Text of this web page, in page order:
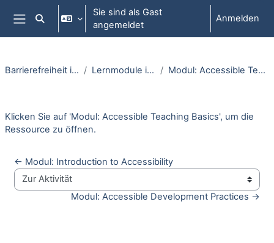
Zum Hauptinhalt
Website-Übersicht
Sucheingabe umschalten
Sie sind als Gast
angemeldet
Anmelden
Barrierefreiheit in Moodle Lernmodule in Moodle Modul: Accessible Teaching Basics
Klicken Sie auf 'Modul: Accessible Teaching Basics', um die
Ressource zu öffnen.
← Modul: Introduction to Accessibility
Zur Aktivität
Modul: Accessible Development Practices →